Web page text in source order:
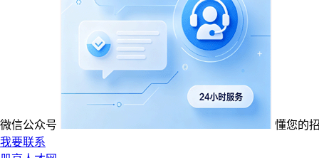
微信公众号
懂您的
我要联系